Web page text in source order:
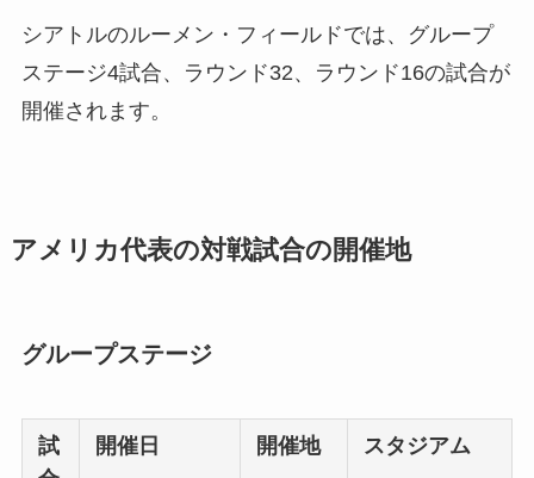
シアトルのルーメン・フィールドでは、グループ
ステージ4試合、ラウンド32、ラウンド16の試合が
開催されます。
アメリカ代表の対戦試合の開催地
グループステージ
試
開催日 開催地 スタジアム